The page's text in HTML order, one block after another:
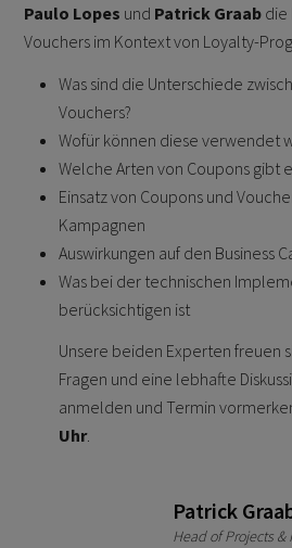
Paulo Lopes und Patrick Graab die
Vouchers im Kontext von Loyalty-
Was sind die Unterschiede
Vouchers?
Wofür können diese verwendet
Welche Arten von Coupons gibt
Einsatz von Coupons und
Kampagnen
Auswirkungen auf den Business
Was bei der technischen
berücksichtigen ist
Unsere beiden Experten freuen
Fragen und eine lebhafte
anmelden und Termin
Uhr.
Patrick
Head of Projects &